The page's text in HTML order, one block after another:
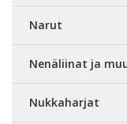
Narut
Nenäliinat ja
Nukkaharjat